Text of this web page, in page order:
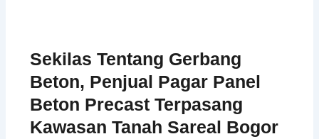
Sekilas Tentang Gerbang
Beton, Penjual Pagar Panel
Beton Precast Terpasang
Kawasan Tanah Sareal Bogor